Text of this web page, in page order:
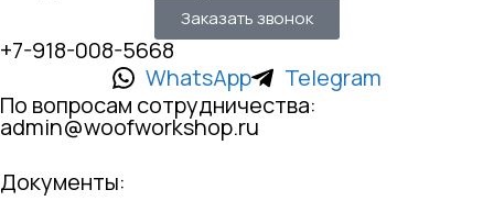
Заказать звонок
+7-918-008-5668
WhatsApp
Telegram
По вопросам сотрудничества:
admin@woofworkshop.ru
Документы: